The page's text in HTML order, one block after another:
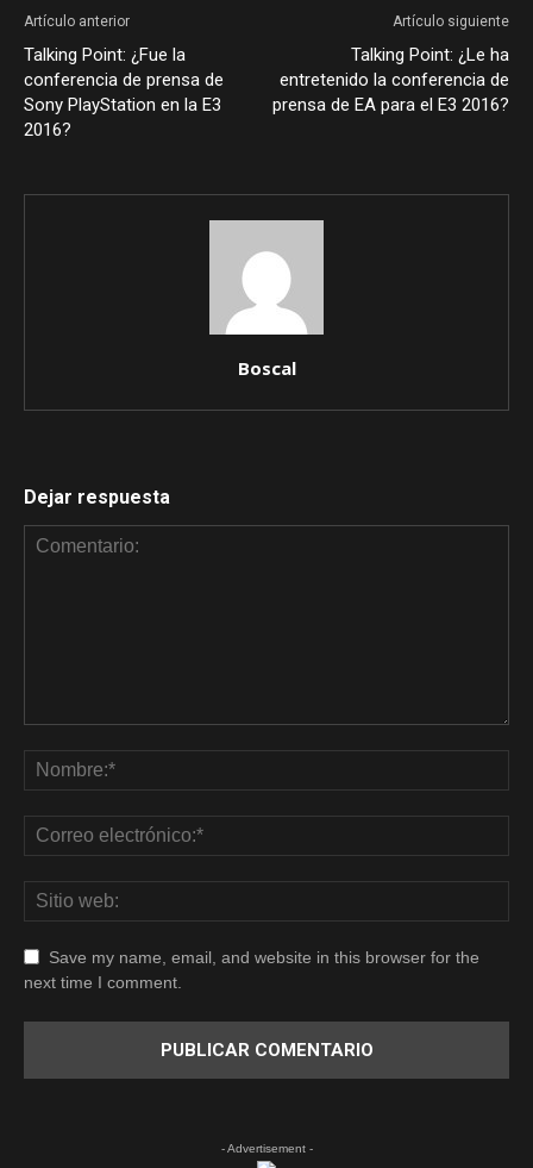
Artículo anterior
Talking Point: ¿Fue la
conferencia de prensa de
Sony PlayStation en la E3
2016?
Artículo siguiente
Talking Point: ¿Le ha
entretenido la conferencia de
prensa de EA para el E3 2016?
Boscal
Dejar respuesta
Save my name, email, and website in this browser for the
next time I comment.
- Advertisement -